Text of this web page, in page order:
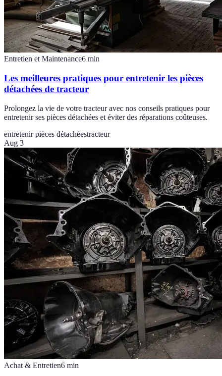
Entretien et Maintenance6 min
Les meilleures pratiques pour entretenir les pièces
détachées de tracteur
Prolongez la vie de votre tracteur avec nos conseils pratiques pour
entretenir ses pièces détachées et éviter des réparations coûteuses.
entretenir pièces détachéestracteur
Aug 3
Achat & Entretien6 min